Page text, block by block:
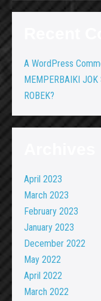
A WordPress
MEMPERBAIKI JOK
ROBEK?
April 2023
March 2023
February 2023
January 2023
December 2022
May 2022
April 2022
March 2022